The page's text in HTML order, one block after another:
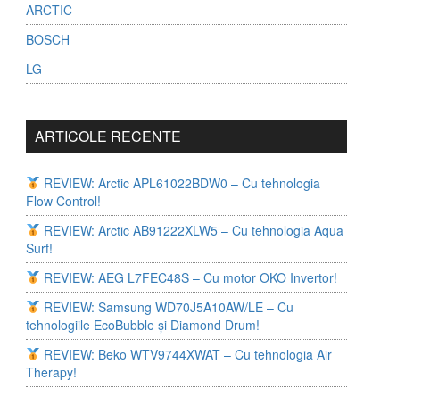
ARCTIC
BOSCH
LG
ARTICOLE RECENTE
REVIEW: Arctic APL61022BDW0 – Cu tehnologia
Flow Control!
REVIEW: Arctic AB91222XLW5 – Cu tehnologia Aqua
Surf!
REVIEW: AEG L7FEC48S – Cu motor OKO Invertor!
REVIEW: Samsung WD70J5A10AW/LE – Cu
tehnologiile EcoBubble și Diamond Drum!
REVIEW: Beko WTV9744XWAT – Cu tehnologia Air
Therapy!